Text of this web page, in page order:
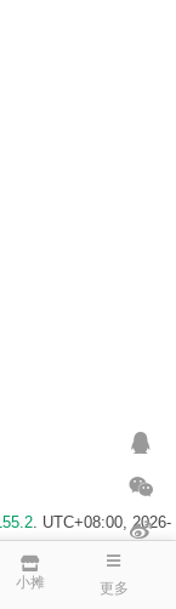
小摊 更多
. UTC+08:00, 2026-
$